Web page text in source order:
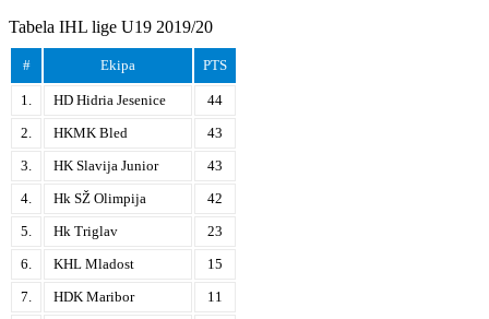
Tabela IHL lige U19 2019/20
# Ekipa PTS
1. HD Hidria Jesenice
44
2.
HKMK Bled
43
3.
HK Slavija Junior
43
4.
Hk SŽ Olimpija
42
5.
Hk Triglav
23
6.
KHL Mladost
15
7.
HDK Maribor
11